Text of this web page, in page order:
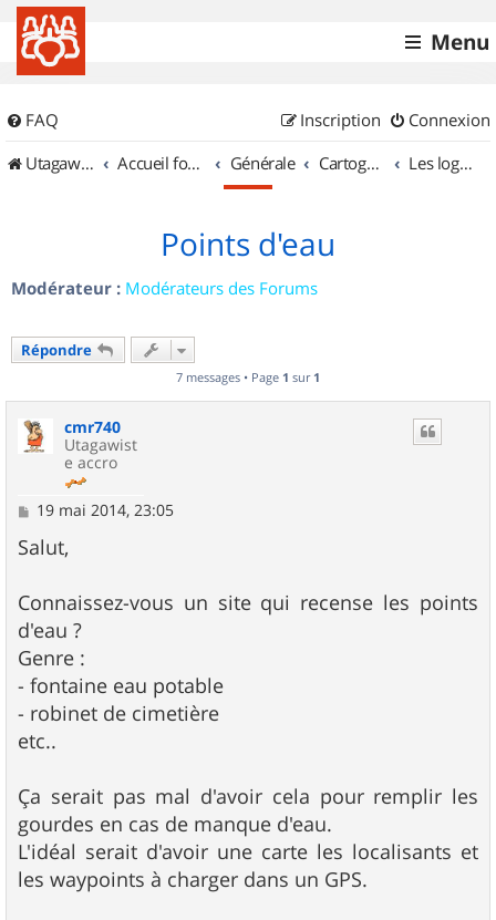
Menu
FAQ Connexion
Inscription
UtagawaVTT (Randos VTT et VTTAE avec traces GPS)
Accueil forum Générale Cartographie et GPS Les logiciels
Points d'eau
Modérateur : Modérateurs des Forums
Répondre
7 messages • Page 1 sur 1
cmr740
Utagawist
e accro
M
s
s
g
e
19 mai 2014, 23:05
Salut,
Connaissez-vous un site qui recense les points
d'eau ?
Genre :
- fontaine eau potable
- robinet de cimetière
etc..
Ça serait pas mal d'avoir cela pour remplir les
gourdes en cas de manque d'eau.
L'idéal serait d'avoir une carte les localisants et
les waypoints à charger dans un GPS.